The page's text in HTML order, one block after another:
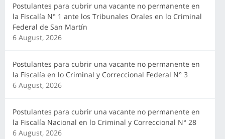
Postulantes para cubrir una vacante no permanente en
la Fiscalía N° 1 ante los Tribunales Orales en lo Criminal
Federal de San Martín
6 August, 2026
Postulantes para cubrir una vacante no permanente en
la Fiscalía en lo Criminal y Correccional Federal N° 3
6 August, 2026
Postulantes para cubrir una vacante no permanente en
la Fiscalía Nacional en lo Criminal y Correccional N° 28
6 August, 2026